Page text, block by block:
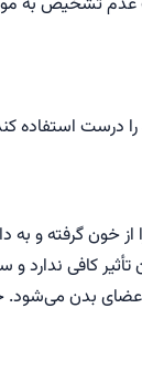
را درست
خون گرفته و
کافی
بدن